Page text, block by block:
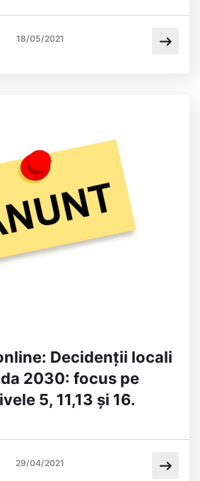
18/05/2021
Decidenții locali
2030: focus pe
5, 11,13 și 16.
29/04/2021